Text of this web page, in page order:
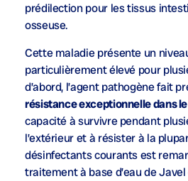
prédilection pour les tissus
osseuse.
Cette maladie présente un
particulièrement élevé pour
d’abord, l’agent pathogène fait
résistance exceptionnelle dans
capacité à survivre pendant
l’extérieur et à résister à la
désinfectants courants est
traitement à base d’eau de